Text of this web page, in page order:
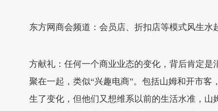
东方网商会频道：会员店、折扣店等模式风生
方献礼：任何一个商业业态的变化，背后肯定
聚在一起，类似“兴趣电商”。包括山姆和开市
生了变化，但他们又想维系以前的生活水准，